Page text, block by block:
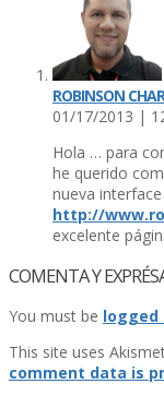
ROBINSON CHAR
01/17/2013 |
Hola … para
he querido
nueva
http://
excelente
COMENTA Y
You must be logged
This site uses
comment data is